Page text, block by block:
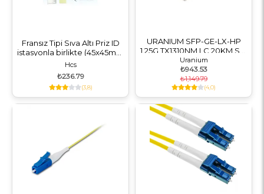
Fransız Tipi Sıva Altı Priz ID
istasyonla birlikte (45x45mm
boşluk) (W00-30101)
Hcs
₺236.79
(3,8)
URANIUM SFP-GE-LX-HP
1.25G TX1310NM LC 20KM SM
MODUL HP UYUMLU
Uranium
₺943.53
₺1,149.79
(4,0)